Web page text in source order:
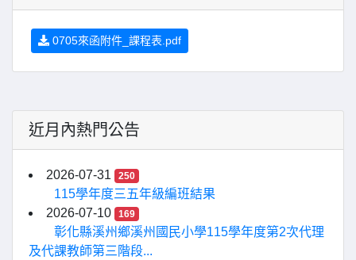
0705來函附件_課程表.pdf
近月內熱門公告
2026-07-31 250
115學年度三五年級編班結果
2026-07-10
169
彰化縣溪州鄉溪州國民小學115學年度第2次代理
及代課教師第三階段...